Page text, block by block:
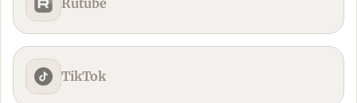
Rutube
TikTok